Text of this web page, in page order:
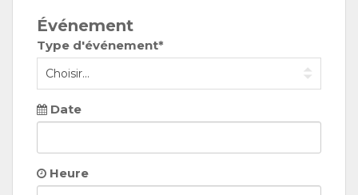
Événement
Type d'événement*
Date
Heure